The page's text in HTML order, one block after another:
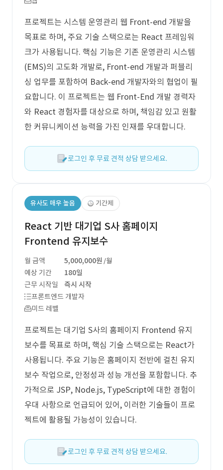
프로젝트는 시스템 운영관리 웹 Front-end 개발을
목표로 하며, 주요 기술 스택으로는 React 프레임워
크가 사용됩니다. 핵심 기능은 기존 운영관리 시스템
(EMS)의 고도화 개발로, Front-end 개발과 퍼블리
싱 업무를 포함하여 Back-end 개발자와의 협업이 필
요합니다. 이 프로젝트는 웹 Front-End 개발 경력자
와 React 경험자를 대상으로 하며, 책임감 있고 원활
한 커뮤니케이션 능력을 가진 인재를 우대합니다.
로그인 후 무료 견적 상담 받으세요.
유사도 매우 높음 기간제
React 기반 대기업 S사 홈페이지
Frontend 유지보수
월 금액 5,000,000원 /월
예상 기간
180일
근무 시작일
즉시 시작
프론트엔드 개발자
미드 레벨
프로젝트는 대기업 S사의 홈페이지 Frontend 유지
보수를 목표로 하며, 핵심 기술 스택으로는 React가
사용됩니다. 주요 기능은 홈페이지 전반에 걸친 유지
보수 작업으로, 안정성과 성능 개선을 포함합니다. 추
가적으로 JSP, Node.js, TypeScript에 대한 경험이
우대 사항으로 언급되어 있어, 이러한 기술들이 프로
젝트에 활용될 가능성이 있습니다.
로그인 후 무료 견적 상담 받으세요.